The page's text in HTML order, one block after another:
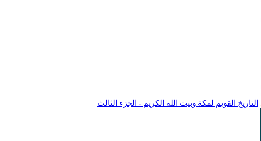
التاريخ القويم لمكة وبيت الله الكريم - الجزء الثالث